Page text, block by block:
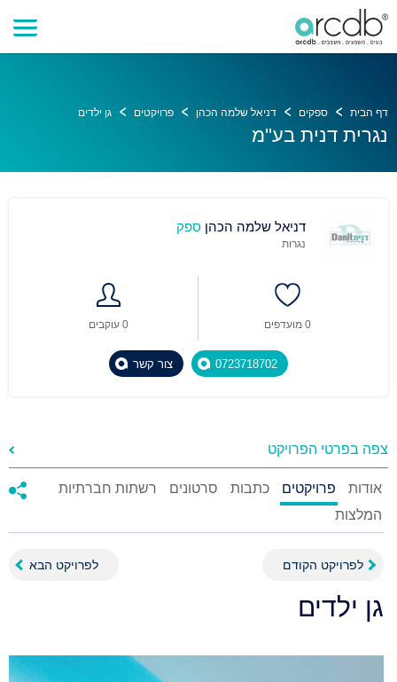
דף הבית ספקים דניאל שלמה הכהן פרויקטים גן ילדים
נגרית דנית בע''מ
דניאל שלמה הכהן ספק
נגרות
0 עוקבים 0 מועדפים
צור קשר 0723718702
צפה בפרטי הפרויקט
אודות פרויקטים כתבות סרטונים
רשתות חברתיות
המלצות
לפרויקט הקודם לפרויקט הבא
גן ילדים